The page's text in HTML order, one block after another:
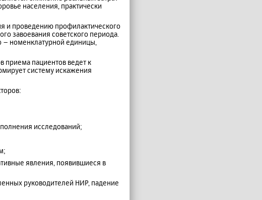
населения, практически
и проведению профилактического
завоевания советского периода.
– номенклатурной единицы,
приема пациентов ведет к
систему искажения
исследований;
явления, появившиеся в
руководителей НИР, падение